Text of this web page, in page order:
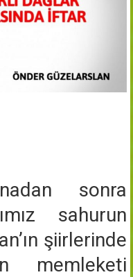
sonra
sahurun
şiirlerinde
memleketi